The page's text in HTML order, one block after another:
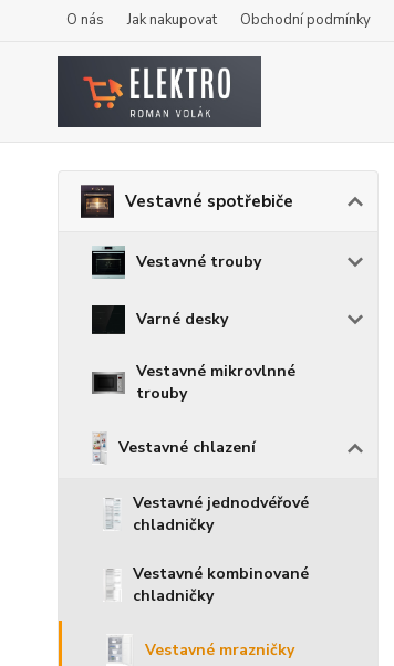
O nás Jak nakupovat Obchodní podmínky
Vestavné spotřebiče
Vestavné trouby
Varné desky
Vestavné mikrovlnné
trouby
Vestavné chlazení
Vestavné jednodvéřové
chladničky
Vestavné kombinované
chladničky
Vestavné mrazničky